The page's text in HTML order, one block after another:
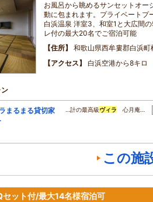
お風呂から眺めるサンセットオー
動に包まれます。プライベートプ
白浜温泉 洋室3、和室1と大広間
レ付の最大20名でご宿泊可能
住所
和歌山県西牟婁郡白浜町
アクセス
白浜空港から8キロ
ン
まるまる貸切家
…計の最高級ヴィラ 心月庵…
この施
ット付/最大14名様宿泊可